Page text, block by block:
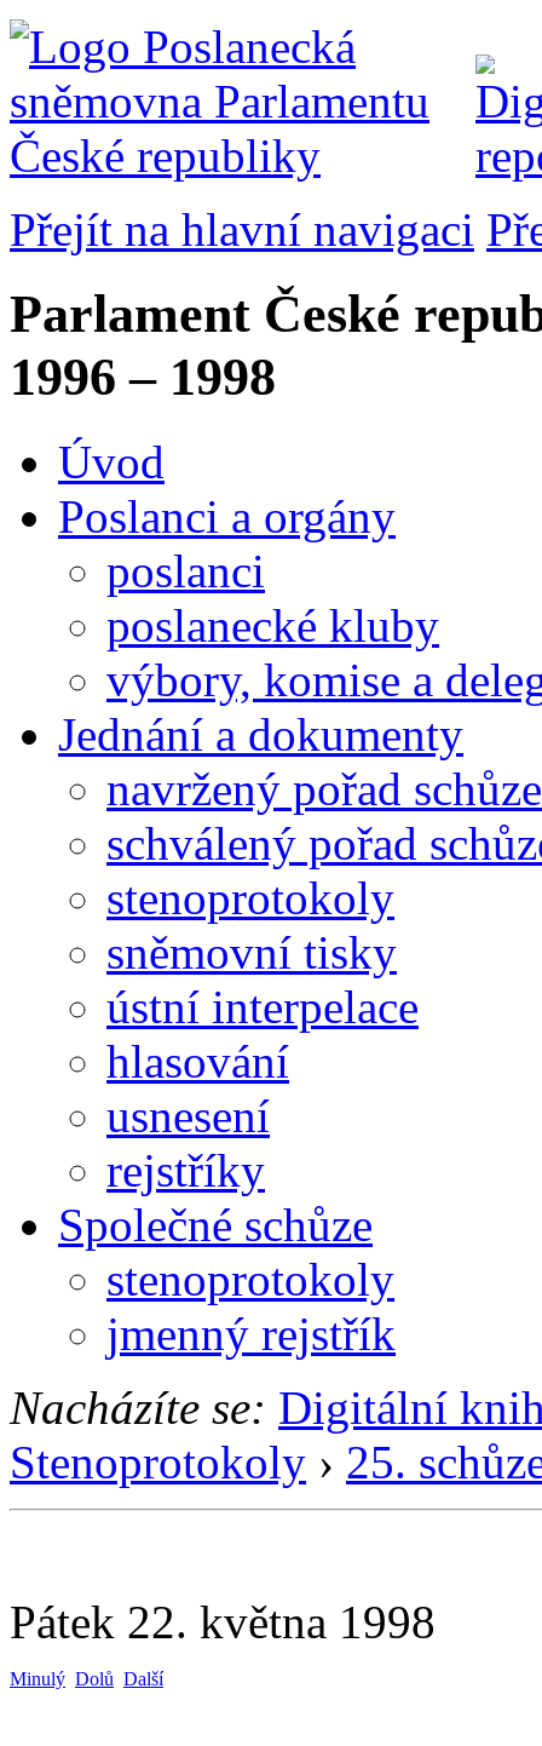
Přejít na hlavní navigaci
Parlament České
1996 – 1998
Úvod
Poslanci a orgány
poslanci
poslanecké kluby
výbory, komise a
Jednání a dokumenty
navržený pořad schůze
schválený pořad
stenoprotokoly
sněmovní tisky
ústní interpelace
hlasování
usnesení
rejstříky
Společné schůze
stenoprotokoly
jmenný rejstřík
Nacházíte se: Digitální
Stenoprotokoly › 25.
Pátek 22. května 1998
Minulý Dolů Další